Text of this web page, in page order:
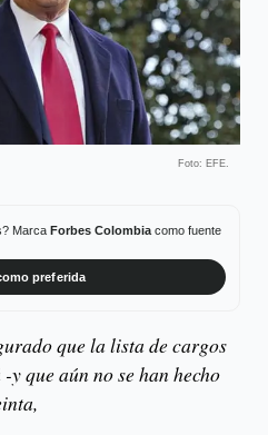
Foto: EFE.
Marca Forbes Colombiacomo fuente
preferida
que la lista de cargos
que aún no se han hecho